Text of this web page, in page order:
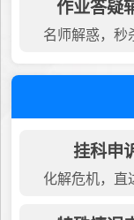
作业答疑
名师解惑，秒
挂科申
化解危机，直